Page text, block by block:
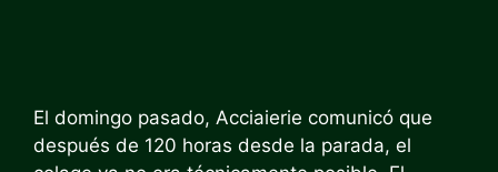
El domingo pasado, Acciaierie comunicó que
después de 120 horas desde la parada, el